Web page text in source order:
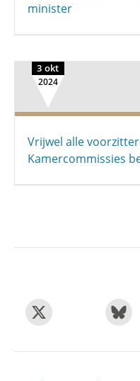
minister
3 okt
2024
Vrijwel alle
Kamercommissies